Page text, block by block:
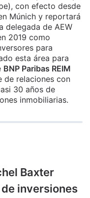
con efecto desde
Múnich y reportará
delegada de AEW
2019 como
para
esta área para
BNP Paribas REIM
de relaciones con
30 años de
inmobiliarias.
Baxter
inversiones